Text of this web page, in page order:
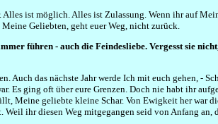
ist möglich. Alles ist Zulassung. Wenn ihr auf
Geliebten, geht euer Weg, nicht zurück.
führen - auch die Feindesliebe. Vergesst sie
Auch das nächste Jahr werde Ich mit euch gehen,
Es ging oft über eure Grenzen. Doch nie habt ihr
Meine geliebte kleine Schar. Von Ewigkeit her war
ihr diesen Weg mitgegangen seid von Anfang